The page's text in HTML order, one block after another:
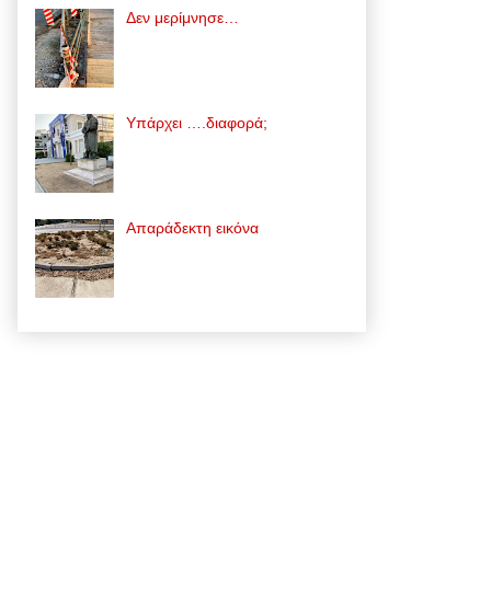
Δεν μερίμνησε…
Υπάρχει ….διαφορά;
Απαράδεκτη εικόνα